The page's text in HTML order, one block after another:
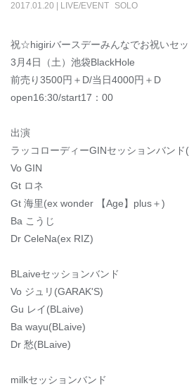
2017.01.20 LIVE/EVENT SOLO
祝☆higiriバースデーみんなでお祝いセ
3月4日（土）池袋BlackHole
前売り3500円＋D/当日4000円＋D
open16:30/start17：00
出演
ラッコローディーGINセッションバンド
Vo GIN
Gt ロネ
Gt 海里(ex wonder 【Age】plus＋)
Ba こうじ
Dr CeleNa(ex RIZ)
BLaiveセッションバンド
Vo ジュリ(GARAK'S)
Gu レイ(BLaive)
Ba wayu(BLaive)
Dr 愁(BLaive)
milkセッションバンド